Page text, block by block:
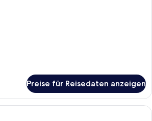
Preise für Reisedaten anzeigen